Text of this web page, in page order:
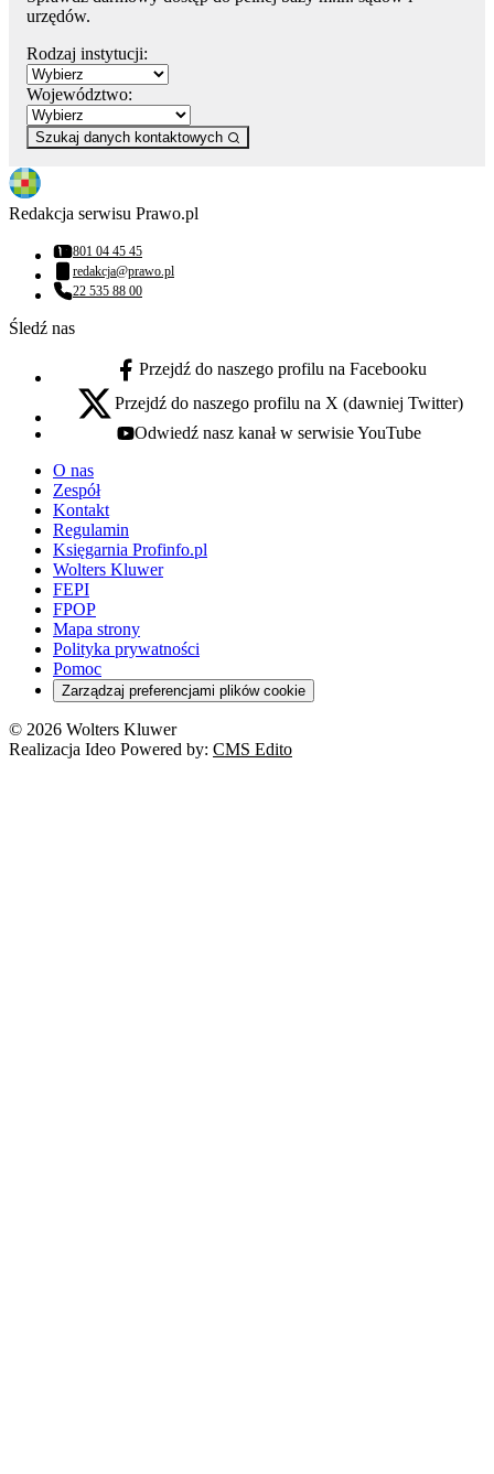
urzędów.
Rodzaj instytucji:
Województwo:
Szukaj danych kontaktowych
Redakcja serwisu Prawo.pl
Numer telefonu:
801 04 45 45
Adres email:
redakcja@prawo.pl
Numer telefonu:
22 535 88 00
Śledź nas
facebook - otwiera się w nowej karcie
Przejdź do naszego profilu na Facebooku
x - otwiera się w nowej karcie
Przejdź do naszego profilu na X (dawniej Twitter)
youtube - otwiera się w nowej karcie
Odwiedź nasz kanał w serwisie YouTube
O nas
Zespół
Kontakt
Regulamin
Księgarnia Profinfo.pl
Wolters Kluwer
FEPI
FPOP
Mapa strony
Polityka prywatności
Pomoc
Zarządzaj preferencjami plików cookie
© 2026 Wolters Kluwer
Realizacja Ideo Powered by: CMS Edito